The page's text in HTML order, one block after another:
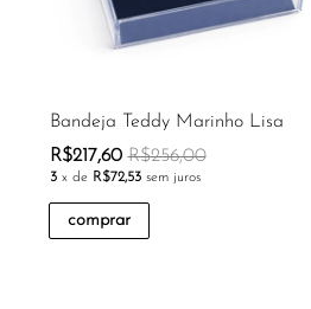
Bandeja Teddy Marinho Lisa
R$217,60R$256,00
3 x de R$72,53 sem juros
comprar